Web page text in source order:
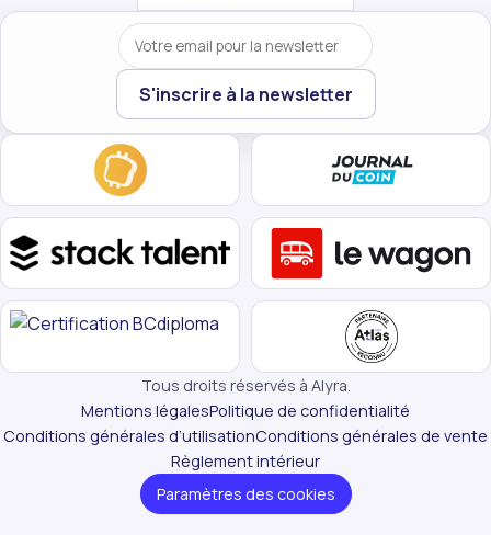
Votre email
S'inscrire à la newsletter
Tous droits réservés à Alyra.
Mentions légalesPolitique de confidentialité
Conditions générales d’utilisationConditions générales de vente
Règlement intérieur
Paramètres des cookies